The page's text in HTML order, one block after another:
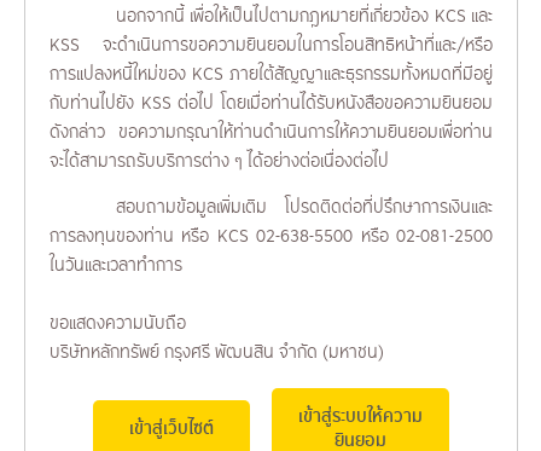
นอกจากนี้ เพื่อให้เป็นไปตามกฎหมายที่เกี่ยวข้อง KCS และ
KSS จะดำเนินการขอความยินยอมในการโอนสิทธิหน้าที่และ/หรือ
การแปลงหนี้ใหม่ของ KCS ภายใต้สัญญาและธุรกรรมทั้งหมดที่มีอยู่
กับท่านไปยัง KSS ต่อไป โดยเมื่อท่านได้รับหนังสือขอความยินยอม
ดังกล่าว ขอความกรุณาให้ท่านดำเนินการให้ความยินยอมเพื่อท่าน
จะได้สามารถรับบริการต่าง ๆ ได้อย่างต่อเนื่องต่อไป
สอบถามข้อมูลเพิ่มเติม โปรดติดต่อที่ปรึกษาการเงินและ
การลงทุนของท่าน หรือ KCS 02-638-5500 หรือ 02-081-2500
ในวันและเวลาทำการ
ขอแสดงความนับถือ
บริษัทหลักทรัพย์ กรุงศรี พัฒนสิน จำกัด (มหาชน)
เข้าสู่เว็บไซต์
เข้าสู่ระบบให้ความ
ยินยอม